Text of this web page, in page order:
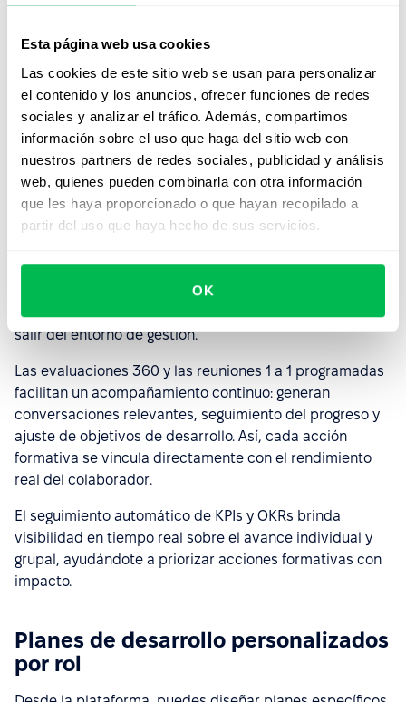
Esta página web usa cookies
Las cookies de este sitio web se usan para personalizar
el contenido y los anuncios, ofrecer funciones de redes
sociales y analizar el tráfico. Además, compartimos
información sobre el uso que haga del sitio web con
nuestros partners de redes sociales, publicidad y análisis
web, quienes pueden combinarla con otra información
que les haya proporcionado o que hayan recopilado a
partir del uso que haya hecho de sus servicios.
OK
Nuestra plataforma integral es el aliado ideal para
sostenible, conectando la gestión del rendimiento con la
formación y el crecimiento profesional.
Gestión del desempeño alineada a
formación
PeopleForce permite detectar necesidades de
competencias clave y KPIs asociados a cada rol o
equipo. Gracias a sus funcionalidades integradas,
puedes activar rutas de aprendizaje personalizadas sin
salir del entorno de gestión.
Las evaluaciones 360 y las reuniones 1 a 1 programadas
facilitan un acompañamiento continuo: generan
conversaciones relevantes, seguimiento del progreso y
ajuste de objetivos de desarrollo. Así, cada acción
formativa se vincula directamente con el rendimiento
real del colaborador.
El seguimiento automático de KPIs y OKRs brinda
visibilidad en tiempo real sobre el avance individual y
grupal, ayudándote a priorizar acciones formativas con
impacto.
Planes de desarrollo personalizados
por rol